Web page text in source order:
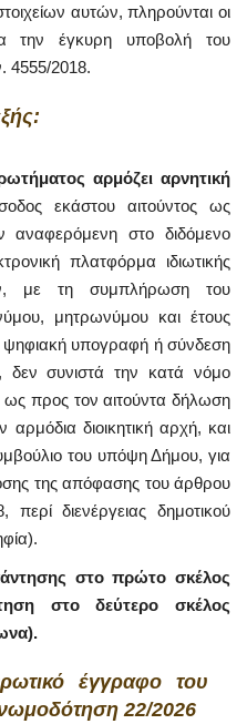
αυτών, πληρούνται οι
την έγκυρη υποβολή του
4555/2018.
αρμόζει αρνητική
εκάστου αιτούντος ως
αναφερόμενη στο διδόμενο
πλατφόρμα ιδιωτικής
με τη συμπλήρωση του
μητρωνύμου και έτους
ψηφιακή υπογραφή ή σύνδεση
δεν συνιστά την κατά νόμο
ως προς τον αιτούντα δήλωση
διοικητική αρχή, και
του υπόψη Δήμου, για
της απόφασης του άρθρου
διενέργειας δημοτικού
στο πρώτο σκέλος
στο δεύτερο σκέλος
έγγραφο του
22/2026